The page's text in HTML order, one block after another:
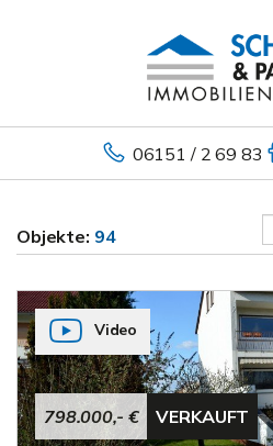
06151 / 2 69 83
Objekte: 94
798.000,- € VERKAUFT
Video